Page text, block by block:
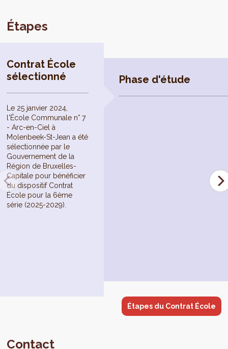
Étapes
Contrat École
sélectionné
Le 25 janvier 2024,
l'École Communale n° 7
- Arc-en-Ciel à
Molenbeek-St-Jean a été
sélectionnée par le
Gouvernement de la
Région de Bruxelles-
Capitale pour bénéficier
du dispositif Contrat
École pour la 6ème
série (2025-2029).
Phase d'étude
Étapes du Contrat École
Contact